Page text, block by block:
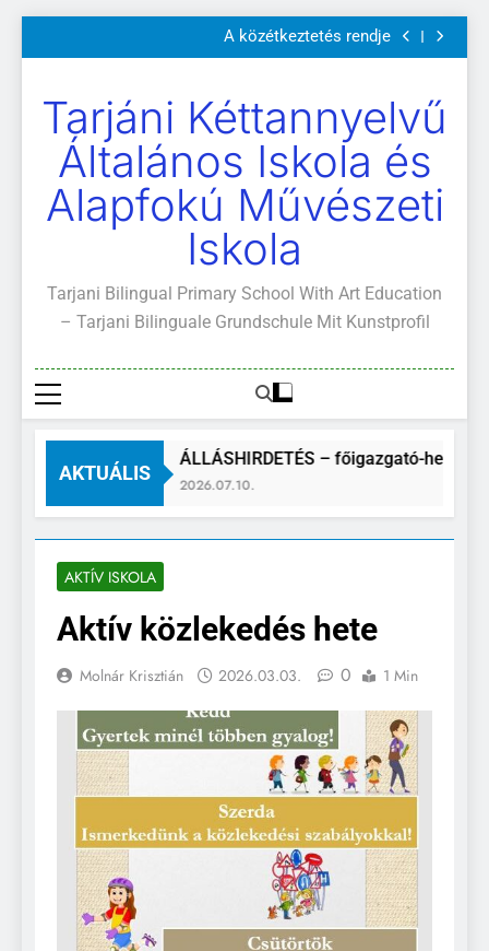
a
Szülői értekezletek 2026. május 04-14.
A közétkeztetés rendje
Kötelező és ajánlott olvasmányok
Szülői értekezletek 2026. május 04-14.
A közétkeztetés rendje
Kötelező és ajánlott olvasmányok
A Mi Világunk!
Tarjáni Kéttannyelvű
Általános Iskola és
Alapfokú Művészeti
Iskola
Tarjani Bilingual Primary School With Art Education
– Tarjani Bilinguale Grundschule Mit Kunstprofil
AKTUÁLIS
ÁLLÁSHIRDETÉS – főigazgató-helyettes
2026.07.10.
AKTÍV ISKOLA
Aktív közlekedés hete
Molnár Krisztián 2026.03.03. 0 1 Min